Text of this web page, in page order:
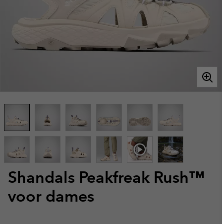
Shandals Peakfreak Rush™
voor dames